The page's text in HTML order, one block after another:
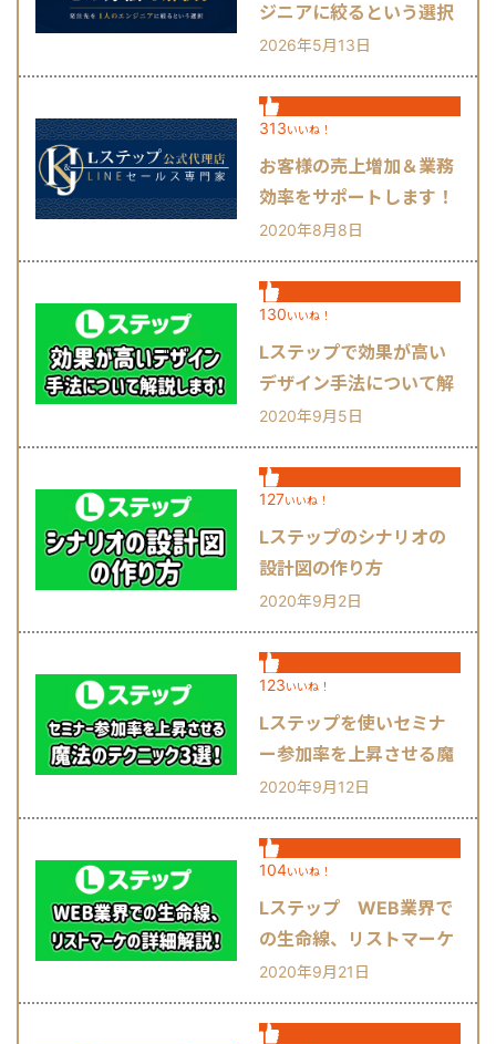
ジニアに絞るという選択
肢
2026年5月13日
313いいね！
お客様の売上増加＆業務
効率をサポートします！
2020年8月8日
130いいね！
Lステップで効果が高い
デザイン手法について解
説します！
2020年9月5日
127いいね！
Lステップのシナリオの
設計図の作り方
2020年9月2日
123いいね！
Lステップを使いセミナ
ー参加率を上昇させる魔
法のテクニック3選！
2020年9月12日
104いいね！
Lステップ WEB業界で
の生命線、リストマーケ
の詳細解説！
2020年9月21日